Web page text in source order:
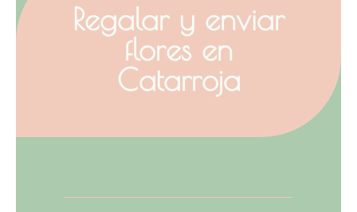
Regalar y enviar
flores en
Catarroja